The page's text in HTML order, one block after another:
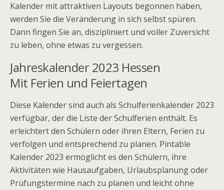
Kalender mit attraktiven Layouts begonnen haben,
werden Sie die Veränderung in sich selbst spüren.
Dann fingen Sie an, diszipliniert und voller Zuversicht
zu leben, ohne etwas zu vergessen.
Jahreskalender2023 Hessen
Mit Ferien und Feiertagen
Diese Kalender sind auch als Schulferienkalender 2023
verfügbar, der die Liste der Schulferien enthält. Es
erleichtert den Schülern oder ihren Eltern, Ferien zu
verfolgen und entsprechend zu planen. Pintable
Kalender 2023 ermöglicht es den Schülern, ihre
Aktivitäten wie Hausaufgaben, Urlaubsplanung oder
Prüfungstermine nach zu planen und leicht ohne